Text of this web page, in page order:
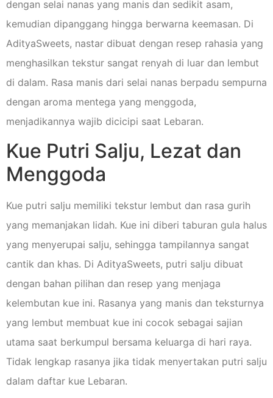
dengan selai nanas yang manis dan sedikit asam,
kemudian dipanggang hingga berwarna keemasan. Di
AdityaSweets, nastar dibuat dengan resep rahasia yang
menghasilkan tekstur sangat renyah di luar dan lembut
di dalam. Rasa manis dari selai nanas berpadu sempurna
dengan aroma mentega yang menggoda,
menjadikannya wajib dicicipi saat Lebaran.
Kue Putri Salju, Lezat dan
Menggoda
Kue putri salju memiliki tekstur lembut dan rasa gurih
yang memanjakan lidah. Kue ini diberi taburan gula halus
yang menyerupai salju, sehingga tampilannya sangat
cantik dan khas. Di AdityaSweets, putri salju dibuat
dengan bahan pilihan dan resep yang menjaga
kelembutan kue ini. Rasanya yang manis dan teksturnya
yang lembut membuat kue ini cocok sebagai sajian
utama saat berkumpul bersama keluarga di hari raya.
Tidak lengkap rasanya jika tidak menyertakan putri salju
dalam daftar kue Lebaran.